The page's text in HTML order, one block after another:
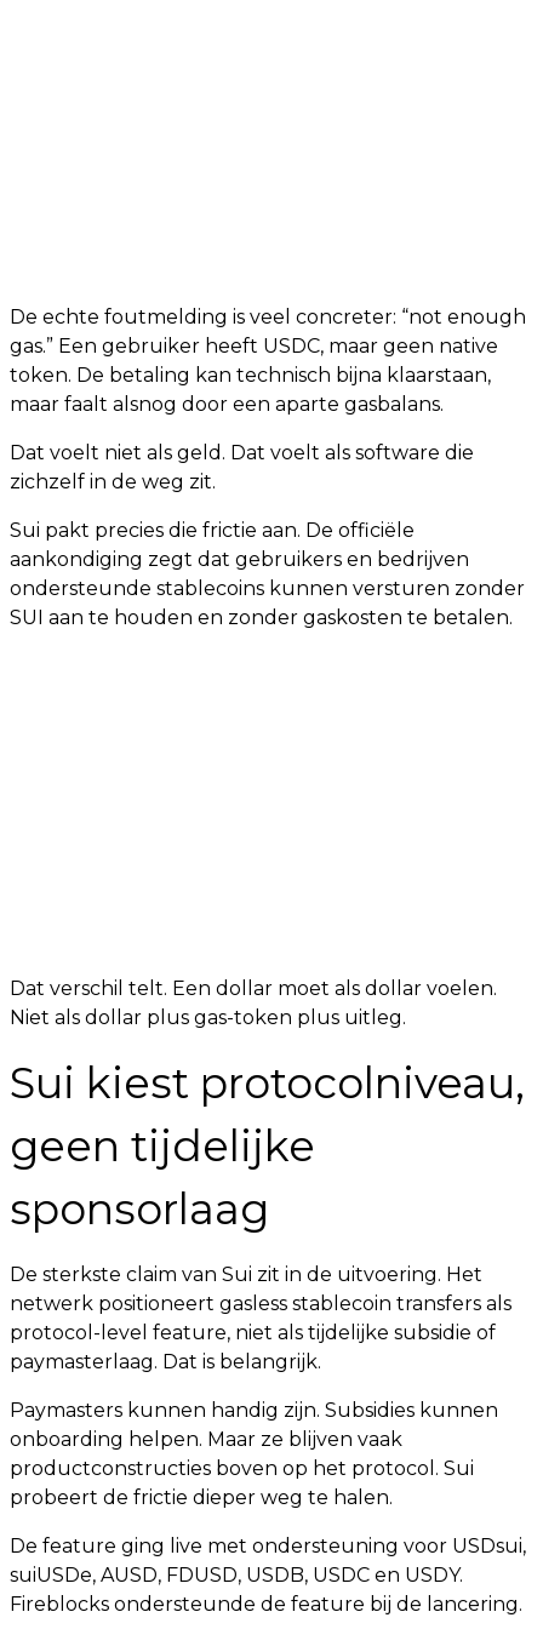
De echte foutmelding is veel concreter: “not enough
gas.” Een gebruiker heeft USDC, maar geen native
token. De betaling kan technisch bijna klaarstaan,
maar faalt alsnog door een aparte gasbalans.
Dat voelt niet als geld. Dat voelt als software die
zichzelf in de weg zit.
Sui pakt precies die frictie aan. De officiële
aankondiging zegt dat gebruikers en bedrijven
ondersteunde stablecoins kunnen versturen zonder
SUI aan te houden en zonder gaskosten te betalen.
Dat verschil telt. Een dollar moet als dollar voelen.
Niet als dollar plus gas-token plus uitleg.
Sui kiest protocolniveau,
geen tijdelijke
sponsorlaag
De sterkste claim van Sui zit in de uitvoering. Het
netwerk positioneert gasless stablecoin transfers als
protocol-level feature, niet als tijdelijke subsidie of
paymasterlaag. Dat is belangrijk.
Paymasters kunnen handig zijn. Subsidies kunnen
onboarding helpen. Maar ze blijven vaak
productconstructies boven op het protocol. Sui
probeert de frictie dieper weg te halen.
De feature ging live met ondersteuning voor USDsui,
suiUSDe, AUSD, FDUSD, USDB, USDC en USDY.
Fireblocks ondersteunde de feature bij de lancering.